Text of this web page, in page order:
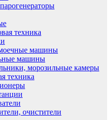
техника
машины
машины
морозильные камеры
техника
очистители